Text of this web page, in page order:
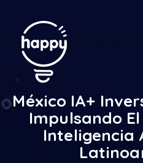
México IA+
Impulsando
Inteligencia